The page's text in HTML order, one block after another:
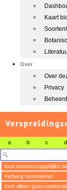
Kaart
Over
Over
Privacy
a b c d
toon wetenschappelijke
verberg synoniemen
toon alleen